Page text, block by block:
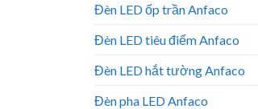
Đèn LED ốp trần Anfaco
Đèn LED tiêu điểm Anfaco
Đèn LED hắt tường Anfaco
Đèn pha LED Anfaco